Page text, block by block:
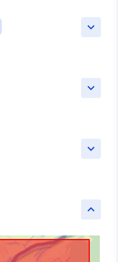
keyboard_arrow_down
keyboard_arrow_down
keyboard_arrow_down
keyboard_arrow_up